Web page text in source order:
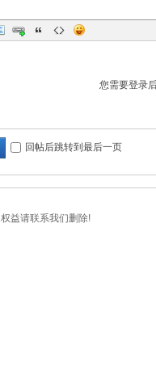
您需要登录
回帖后跳转到最后一页
益请联系我们删除!